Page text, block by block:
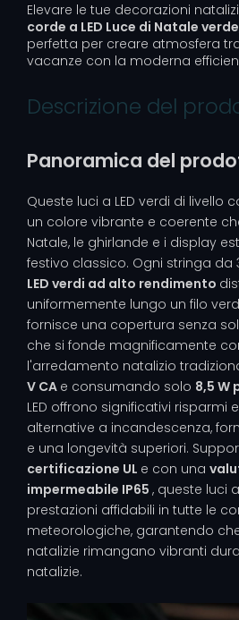
Elevare le tue decorazioni
corde a LED Luce di Natale verde
perfetta per creare atmosfera
vacanze con la moderna
Descrizione del
Panoramica del
Queste luci a LED verdi di livello
un colore vibrante e coerente
Natale, le ghirlande e i display
festivo classico. Ogni stringa da
LED verdi ad alto rendimento
uniformemente lungo un filo
fornisce una copertura senza
che si fonde magnificamente
l'arredamento natalizio
V CA e consumando solo 8,5 W
LED offrono significativi risparmi
alternative a incandescenza,
e una longevità superiori.
certificazione UL e con una
impermeabile IP65 , queste luci
prestazioni affidabili in tutte le
meteorologiche, garantendo
natalizie rimangano vibranti
natalizie.